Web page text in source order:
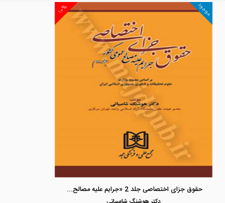
۱۰% موجود
حقوق جزای اختصاصی جلد 2 «جرایم علیه مصالح عمومی کشور »